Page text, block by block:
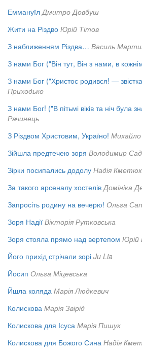
Еммануїл Дмитро Довбуш
Жити на Різдво Юрій Тітов
З наближенням Різдва… Василь
З нами Бог ("Він тут, Він з нами, в
З нами Бог ("Христос родився! —
Приходько
З нами Бог! ("В пітьмі віків та ніч була
Рачинець
З Різдвом Христовим, Україно! Михайло
Зійшла предтечею зоря Володимир Сад
Зірки посипались додолу Надія Кметюк
За такого арсеналу хостелів Домініка
Запросіть родину на вечерю! Ольга
Зоря Надії Вікторія Рутковська
Зоря стояла прямо над вертепом Юрій
Його прихід стрічали зорі Ju Lia
Йосип Ольга Міцевська
Йшла коляда Марія Людкевич
Колискова Марія Звірід
Колискова для Ісуса Марія Пишук
Колискова для Божого Сина Надія